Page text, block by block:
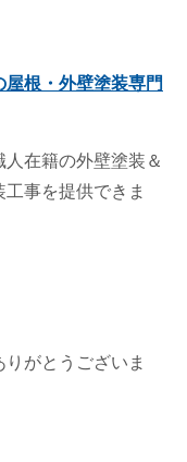
根・外壁塗装専門
在籍の外壁塗装＆
事を提供できま
がとうございま